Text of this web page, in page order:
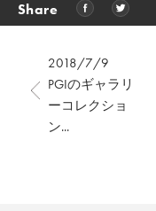
Share
2018/7/9
PGIのギャラリ
ーコレクショ
ン...